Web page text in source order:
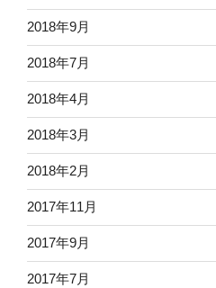
2018年9月
2018年7月
2018年4月
2018年3月
2018年2月
2017年11月
2017年9月
2017年7月